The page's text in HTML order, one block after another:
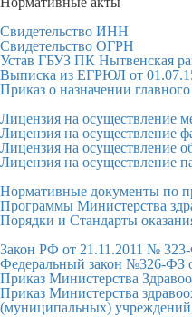
Свидетельство ИНН
Свидетельство ОГРН
Устав ГБУЗ ПК Нытвенская
Выписка из ЕГРЮЛ от
Приказ о назначении
Лицензия на осуществление
Лицензия на осуществление
Лицензия на осуществление
Лицензия на осуществление
Нормативные документы по
Программы Министерства
Порядки и Стандарты
Закон РФ от 21.11.2011 №
Федеральный закон №326-ФЗ
Приказ Министерства
Приказ Министерства
(муниципальных)